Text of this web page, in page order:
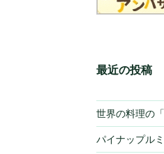
最近の投稿
世界の料理の
パイナップル